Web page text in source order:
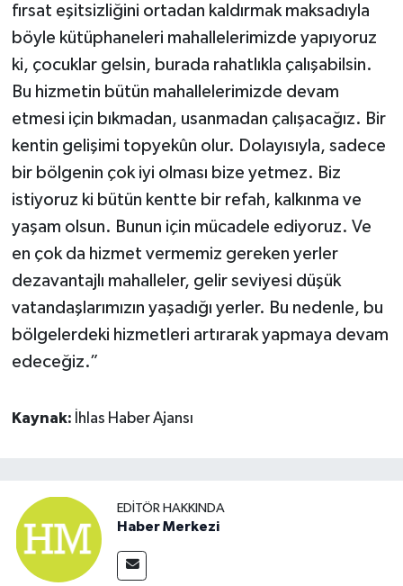
fırsat eşitsizliğini ortadan kaldırmak maksadıyla
böyle kütüphaneleri mahallelerimizde yapıyoruz
ki, çocuklar gelsin, burada rahatlıkla çalışabilsin.
Bu hizmetin bütün mahallelerimizde devam
etmesi için bıkmadan, usanmadan çalışacağız. Bir
kentin gelişimi topyekûn olur. Dolayısıyla, sadece
bir bölgenin çok iyi olması bize yetmez. Biz
istiyoruz ki bütün kentte bir refah, kalkınma ve
yaşam olsun. Bunun için mücadele ediyoruz. Ve
en çok da hizmet vermemiz gereken yerler
dezavantajlı mahalleler, gelir seviyesi düşük
vatandaşlarımızın yaşadığı yerler. Bu nedenle, bu
bölgelerdeki hizmetleri artırarak yapmaya devam
edeceğiz.”
Kaynak: İhlas Haber Ajansı
EDITÖR HAKKINDA
Haber Merkezi